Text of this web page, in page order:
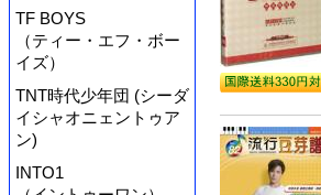
TF BOYS
（ティー・エフ・ボー
イズ）
TNT時代少年団 (シーダ
イシャオニェントゥア
ン)
INTO1